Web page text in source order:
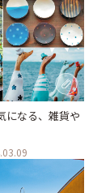
になる、雑貨や